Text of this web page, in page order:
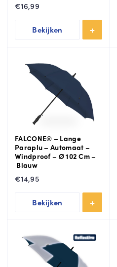
€16,99
Bekijken
FALCONE® – Lange
Paraplu – Automaat –
Windproof – Ø 102 Cm –
Blauw
€14,95
Bekijken